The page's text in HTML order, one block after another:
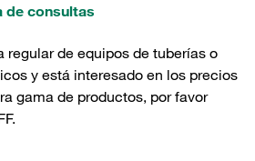
de consultas
regular de equipos de tuberías o
y está interesado en los precios
gama de productos, por favor